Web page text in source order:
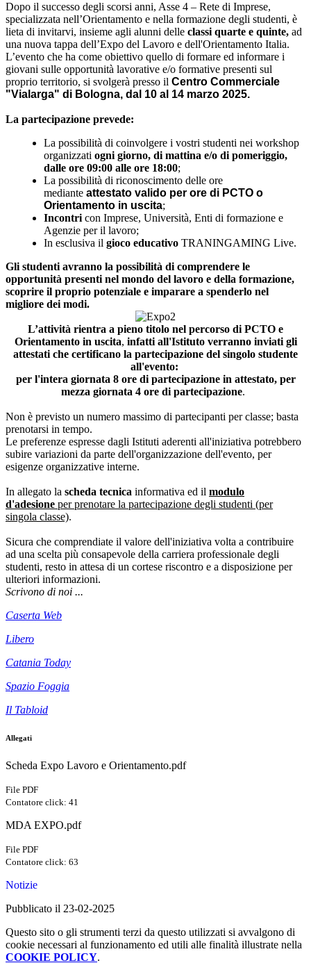
Dopo il successo degli scorsi anni, Asse 4 – Rete di Imprese,
specializzata nell’Orientamento e nella formazione degli studenti, è
lieta di invitarvi, insieme agli alunni delle classi quarte e quinte, ad
una nuova tappa dell’Expo del Lavoro e dell'Orientamento Italia.
L’evento che ha come obiettivo quello di formare ed informare i
giovani sulle opportunità lavorative e/o formative presenti sul
proprio territorio, si svolgerà presso il Centro Commerciale
"Vialarga" di Bologna, dal 10 al 14 marzo 2025.
La partecipazione prevede:
La possibilità di coinvolgere i vostri studenti nei workshop
organizzati ogni giorno, di mattina e/o di pomeriggio,
dalle ore 09:00 alle ore 18:00;
La possibilità di riconoscimento delle ore
mediante attestato valido per ore di PCTO o
Orientamento in uscita;
Incontri con Imprese, Università, Enti di formazione e
Agenzie per il lavoro;
In esclusiva il gioco educativo TRANINGAMING Live.
Gli studenti avranno la possibilità di comprendere le
opportunità presenti nel mondo del lavoro e della formazione,
scoprire il proprio potenziale e imparare a spenderlo nel
migliore dei modi.
L’attività rientra a pieno titolo nel percorso di PCTO e
Orientamento in uscita, infatti all'Istituto verranno inviati gli
attestati che certificano la partecipazione del singolo studente
all'evento:
per l'intera giornata 8 ore di partecipazione in attestato, per
mezza giornata 4 ore di partecipazione.
Non è previsto un numero massimo di partecipanti per classe; basta
prenotarsi in tempo.
Le preferenze espresse dagli Istituti aderenti all'iniziativa potrebbero
subire variazioni da parte dell'organizzazione dell'evento, per
esigenze organizzative interne.
In allegato la scheda tecnica informativa ed il modulo
d'adesione per prenotare la partecipazione degli studenti (per
singola classe).
Sicura che comprendiate il valore dell'iniziativa volta a contribuire
ad una scelta più consapevole della carriera professionale degli
studenti, resto in attesa di un cortese riscontro e a disposizione per
ulteriori informazioni.
Scrivono di noi ...
Caserta Web
Libero
Catania Today
Spazio Foggia
Il Tabloid
Allegati
Scheda Expo Lavoro e Orientamento.pdf
File PDF
Contatore click: 41
MDA EXPO.pdf
File PDF
Contatore click: 63
Notizie
Pubblicato il 23-02-2025
Questo sito o gli strumenti terzi da questo utilizzati si avvalgono di
cookie necessari al funzionamento ed utili alle finalità illustrate nella
COOKIE POLICY.